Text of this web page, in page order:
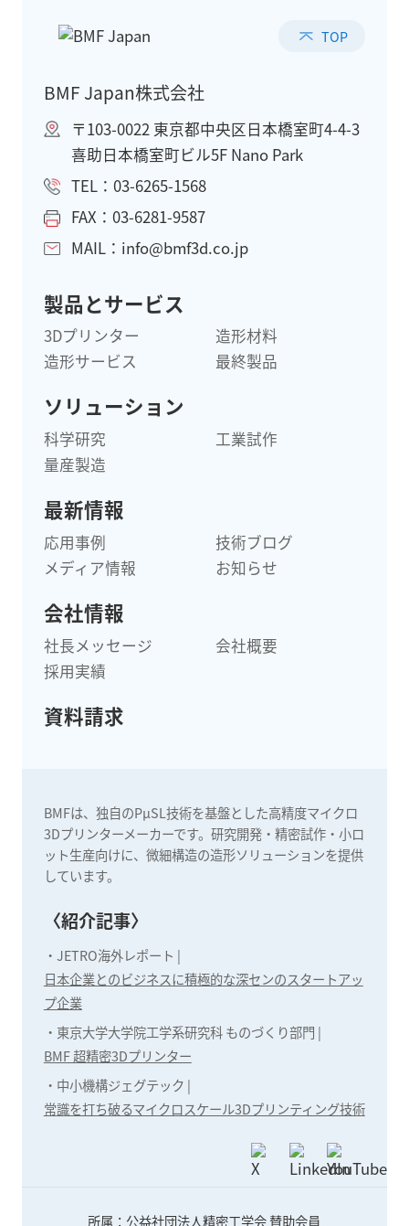
TOP
BMF Japan株式会社
〒103-0022 東京都中央区日本橋室町4-4-3
喜助日本橋室町ビル5F Nano Park
TEL：03-6265-1568
FAX：03-6281-9587
MAIL：info@bmf3d.co.jp
製品とサービス
3Dプリンター
造形材料
造形サービス
最終製品
ソリューション
科学研究
工業試作
量産製造
最新情報
応用事例
技術ブログ
メディア情報
お知らせ
会社情報
社長メッセージ
会社概要
採用実績
資料請求
BMFは、独自のPµSL技術を基盤とした高精度マイクロ
3Dプリンターメーカーです。研究開発・精密試作・小ロ
ット生産向けに、微細構造の造形ソリューションを提供
しています。
〈紹介記事〉
・ JETRO海外レポート |
日本企業とのビジネスに積極的な深センのスタートアッ
プ企業
・ 東京大学大学院工学系研究科 ものづくり部門 |
BMF 超精密3Dプリンター
・ 中小機構ジェグテック |
常識を打ち破るマイクロスケール3Dプリンティング技術
所属：公益社団法人精密工学会 賛助会員